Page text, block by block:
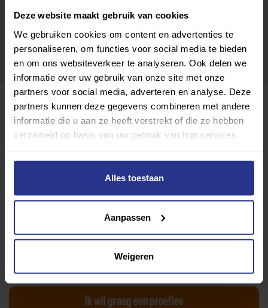
Deze website maakt gebruik van cookies
We gebruiken cookies om content en advertenties te
personaliseren, om functies voor social media te bieden
en om ons websiteverkeer te analyseren. Ook delen we
informatie over uw gebruik van onze site met onze
partners voor social media, adverteren en analyse. Deze
partners kunnen deze gegevens combineren met andere
informatie die u aan ze heeft verstrekt of die ze hebben
verzameld op basis van uw gebruik van hun services.
Alles toestaan
Aanpassen
Weigeren
van Kasteel gezondheidszorg
Ik wil graag een proefles